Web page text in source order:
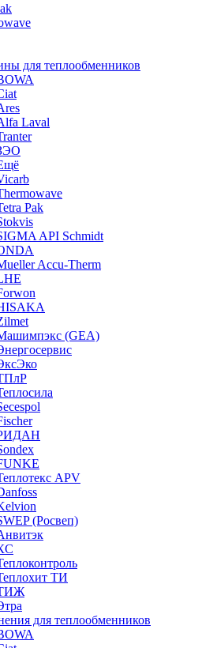
для теплообменников
Laval
Pak
API Schmidt
Accu-Therm
(GEA)
APV
(Росвеп)
ТИ
для теплообменников